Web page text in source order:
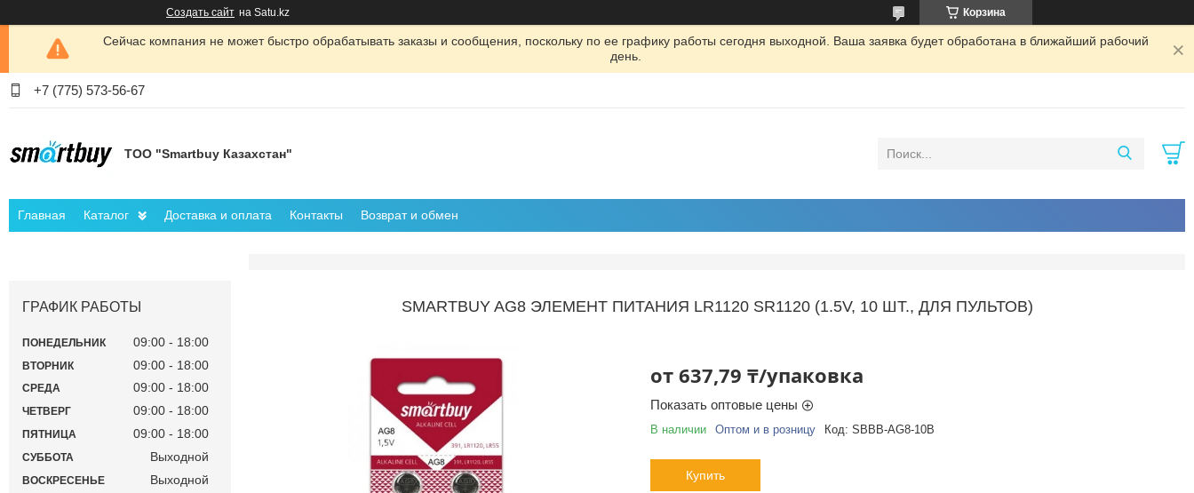
Создать сайт на Satu.kz Корзина
Сейчас компания не может быстро обрабатывать заказы и сообщения, поскольку по ее графику работы сегодня выходной. Ваша заявка будет обработана в ближайший рабочий
день.
+7 (775) 573-56-67
ТОО "Smartbuy Казахстан"
Главная Каталог Доставка и оплата Контакты Возврат и обмен
SMARTBUY AG8 ЭЛЕМЕНТ ПИТАНИЯ LR1120 SR1120 (1.5V, 10 ШТ., ДЛЯ ПУЛЬТОВ)
от 637,79 ₸/упаковка
Показать оптовые цены
В наличии Оптом и в розницу Код: SBBB-AG8-10B
Купить
ГРАФИК РАБОТЫ
ПОНЕДЕЛЬНИК 09:00 18:00
ВТОРНИК 09:00 18:00
СРЕДА 09:00 18:00
ЧЕТВЕРГ 09:00 18:00
ПЯТНИЦА 09:00 18:00
СУББОТА Выходной
ВОСКРЕСЕНЬЕ Выходной